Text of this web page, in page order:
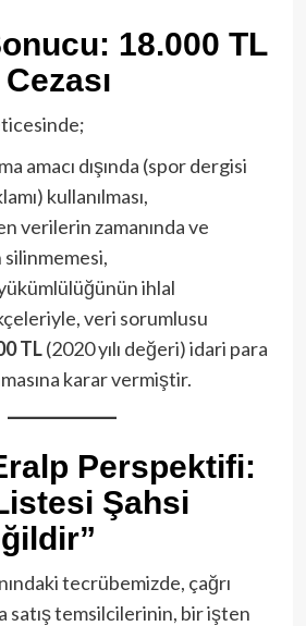
18.000 TL
amacı dışında (spor dergisi
kullanılması,
verilerin zamanında ve
ihlal
veri sorumlusu
TL(2020 yılı değeri) idari para
karar vermiştir.
Perspektifi:
Şahsi
tecrübemizde, çağrı
satış temsilcilerinin, bir işten